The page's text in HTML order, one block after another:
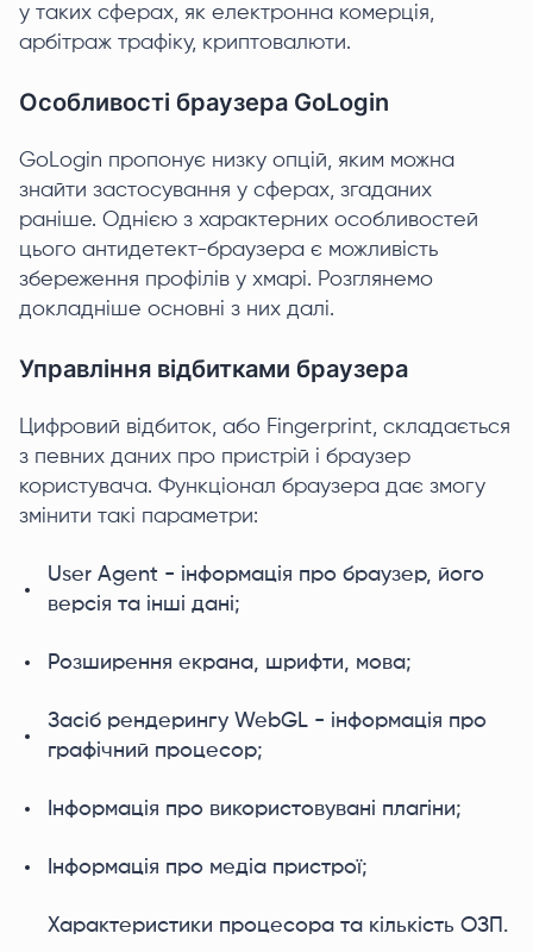
у таких сферах, як електронна комерція,
арбітраж трафіку, криптовалюти.
Особливості браузера GoLogin
GoLogin пропонує низку опцій, яким можна
знайти застосування у сферах, згаданих
раніше. Однією з характерних особливостей
цього антидетект-браузера є можливість
збереження профілів у хмарі. Розглянемо
докладніше основні з них далі.
Управління відбитками браузера
Цифровий відбиток, або Fingerprint, складається
з певних даних про пристрій і браузер
користувача. Функціонал браузера дає змогу
змінити такі параметри:
User Agent - інформація про браузер, його
версія та інші дані;
Розширення екрана, шрифти, мова;
Засіб рендерингу WebGL - інформація про
графічний процесор;
Інформація про використовувані плагіни;
Інформація про медіа пристрої;
Характеристики процесора та кількість ОЗП.